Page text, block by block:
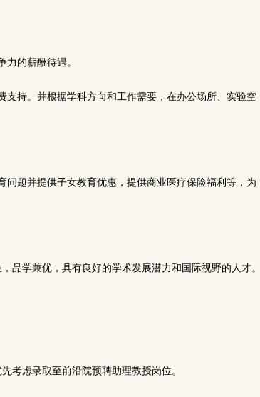
力的薪酬待遇。
支持。并根据学科方向和工作需要，在办公场所、实验空
问题并提供子女教育优惠，提供商业医疗保险福利等，为
品学兼优，具有良好的学术发展潜力和国际视野的人才。
考虑录取至前沿院预聘助理教授岗位。